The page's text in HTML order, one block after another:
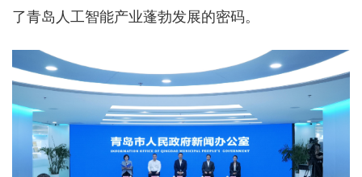
了青岛人工智能产业蓬勃发展的密码。